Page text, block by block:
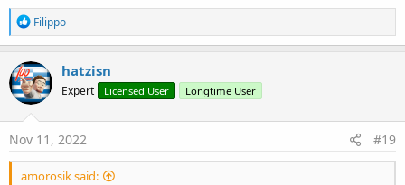
R
e
a
c
t
i
o
n
s
Filippo
hatzisn
Expert Licensed User Longtime User
Nov 11, 2022 #19
amorosik said: